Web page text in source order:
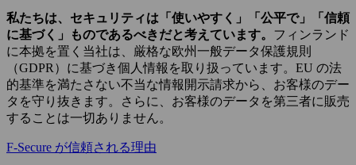
私たちは、セキュリティは「使いやすく」「公平で」「信頼
に基づく」ものであるべきだと考えています。 フィンランド
に本拠を置く当社は、厳格な欧州一般データ保護規則
（GDPR）に基づき個人情報を取り扱っています。EU の法
的基準を満たさない不当な情報開示請求から、お客様のデー
タを守り抜きます。さらに、お客様のデータを第三者に販売
することは一切ありません。
F‑Secure が信頼される理由